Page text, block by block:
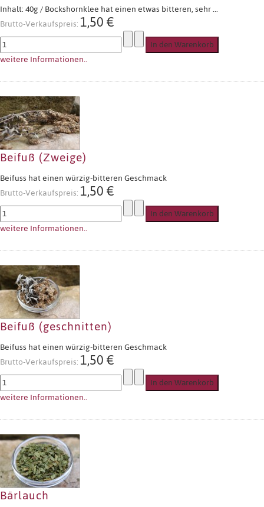
Inhalt: 40g / Bockshornklee hat einen etwas bitteren, sehr ...
Brutto-Verkaufspreis:1,50 €
weitere Informationen..
Beifuß (Zweige)
Beifuss hat einen würzig-bitteren Geschmack
Brutto-Verkaufspreis:1,50 €
weitere Informationen..
Beifuß (geschnitten)
Beifuss hat einen würzig-bitteren Geschmack
Brutto-Verkaufspreis:1,50 €
weitere Informationen..
Bärlauch